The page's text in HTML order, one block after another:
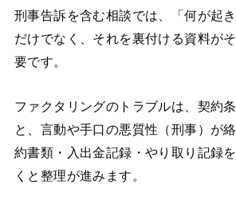
刑事告訴を含む相談では、「何が起
だけでなく、それを裏付ける資料が
要です。
ファクタリングのトラブルは、契約
と、言動や手口の悪質性（刑事）が
約書類・入出金記録・やり取り記録
くと整理が進みます。